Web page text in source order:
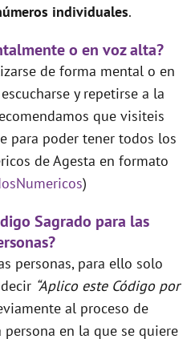
individuales.
o en voz alta?
de forma mental o en
y repetirse a la
que visiteis
para poder tener todos los
de Agesta en formato
)
Sagrado para las
personas, para ello solo
“Aplico este Código por
al proceso de
en la que se quiere